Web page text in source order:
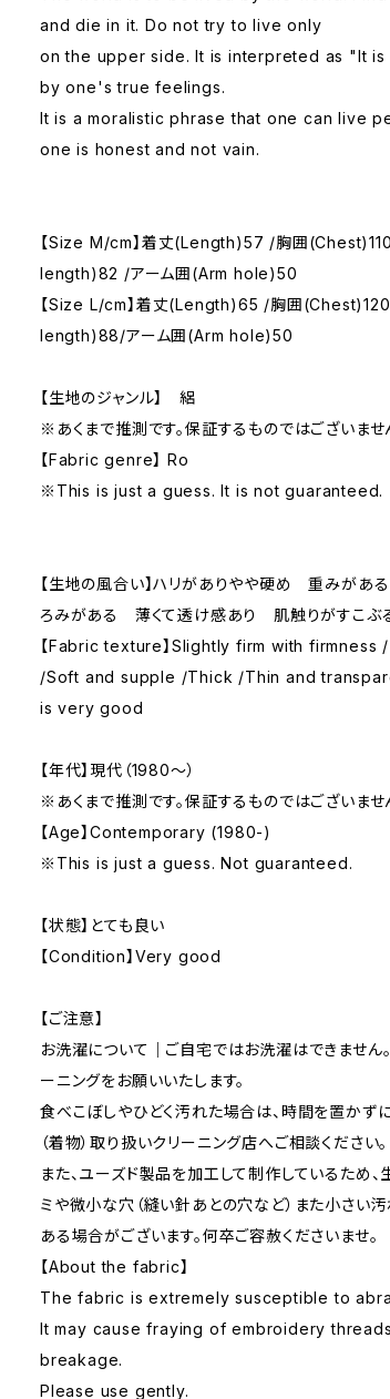
and die in it. Do not try to live only
on the upper side. It is interpreted as "It
by one's true feelings.
It is a moralistic phrase that one can live
one is honest and not vain.
【Size M/cm】着丈(Length)57 /胸囲
length)82 /アーム囲(Arm hole)50
【Size L/cm】着丈(Length)65 /胸囲
length)88/アーム囲(Arm hole)50
【生地のジャンル】 絽
※あくまで推測です。保証するものではございませ
【Fabric genre】 Ro
※This is just a guess. It is not guaranteed.
【生地の風合い】ハリがありやや硬め 重みが
ろみがある 薄くて透け感あり 肌触りがすこぶ
【Fabric texture】Slightly firm with firmness
/Soft and supple /Thick /Thin and
is very good
【年代】現代（1980〜）
※あくまで推測です。保証するものではございませ
【Age】Contemporary (1980-)
※This is just a guess. Not guaranteed.
【状態】とても良い
【Condition】Very good
【ご注意】
お洗濯について｜ご自宅ではお洗濯はできません
ーニングをお願いいたします。
食べこぼしやひどく汚れた場合は、時間を置かず
（着物）取り扱いクリーニング店へご相談ください。
また、ユーズド製品を加工して制作しているため
ミや微小な穴（縫い針あとの穴など）また小さい
ある場合がございます。何卒ご容赦くださいませ。
【About the fabric】
The fabric is extremely susceptible to
It may cause fraying of embroidery
breakage.
Please use gently.